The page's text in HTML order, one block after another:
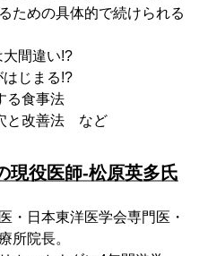
ための具体的で続けられる
大間違い!?
はじまる!?
る食事法
と改善法 など
現役医師-松原英多氏
・日本東洋医学会専門医・
所院長。